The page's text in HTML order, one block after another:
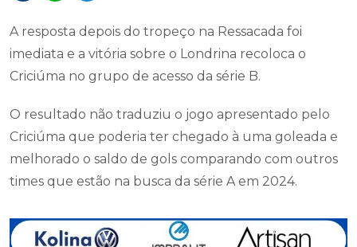
A resposta depois do tropeço na Ressacada foi
imediata e a vitória sobre o Londrina recoloca o
Criciúma no grupo de acesso da série B.
O resultado não traduziu o jogo apresentado pelo
Criciúma que poderia ter chegado à uma goleada e
melhorado o saldo de gols comparando com outros
times que estão na busca da série A em 2024.